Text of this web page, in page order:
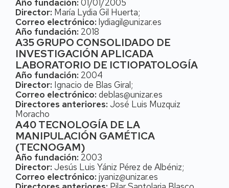
Año fundación: 01/01/2005
Director: María Lydia Gil Huerta;
Correo electrónico: lydiagil@unizar.es
Año fundación: 2018
A35 GRUPO CONSOLIDADO DE
INVESTIGACIÓN APLICADA
LABORATORIO DE ICTIOPATOLOGÍA
Año fundación: 2004
Director: Ignacio de Blas Giral;
Correo electrónico: deblas@unizar.es
Directores anteriores: José Luis Muzquiz
Moracho
A40 TECNOLOGÍA DE LA
MANIPULACIÓN GAMÉTICA
(TECNOGAM)
Año fundación: 2003
Director: Jesús Luis Yániz Pérez de Albéniz;
Correo electrónico: jyaniz@unizar.es